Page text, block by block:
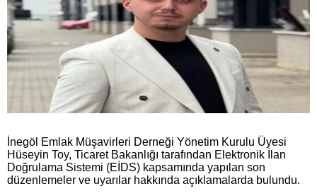
İnegöl Emlak Müşavirleri Derneği Yönetim Kurulu Üyesi
Hüseyin Toy, Ticaret Bakanlığı tarafından Elektronik İlan
Doğrulama Sistemi (EİDS) kapsamında yapılan son
düzenlemeler ve uyarılar hakkında açıklamalarda bulundu.